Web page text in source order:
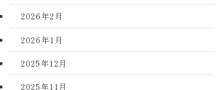
2026年2月
2026年1月
2025年12月
2025年11月